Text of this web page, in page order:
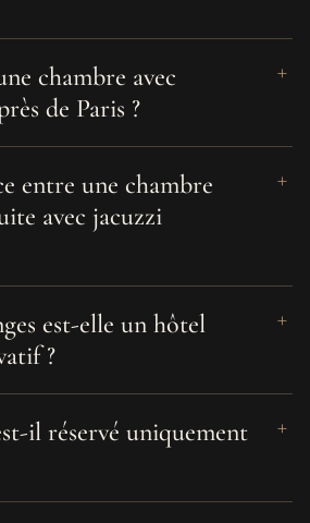
chambre avec
de Paris ?
entre une chambre
avec jacuzzi
est-elle un hôtel
?
il réservé uniquement